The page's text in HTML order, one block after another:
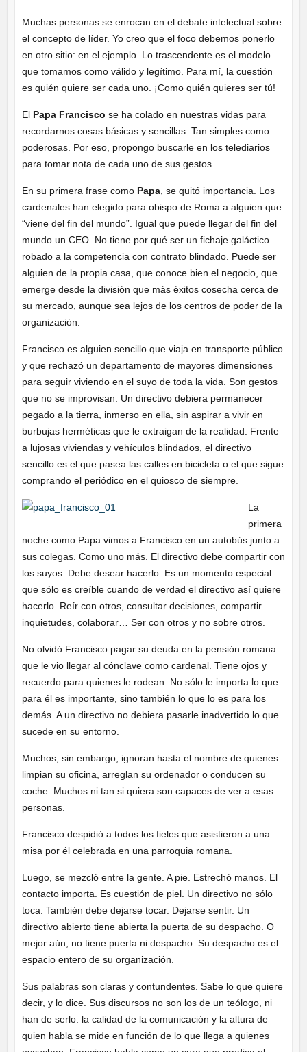
Muchas personas se enrocan en el debate intelectual sobre
el concepto de líder. Yo creo que el foco debemos ponerlo
en otro sitio: en el ejemplo. Lo trascendente es el modelo
que tomamos como válido y legítimo. Para mí, la cuestión
es quién quiere ser cada uno. ¡Como quién quieres ser tú!
El Papa Francisco se ha colado en nuestras vidas para
recordarnos cosas básicas y sencillas. Tan simples como
poderosas. Por eso, propongo buscarle en los telediarios
para tomar nota de cada uno de sus gestos.
En su primera frase como Papa, se quitó importancia. Los
cardenales han elegido para obispo de Roma a alguien que
“viene del fin del mundo”. Igual que puede llegar del fin del
mundo un CEO. No tiene por qué ser un fichaje galáctico
robado a la competencia con contrato blindado. Puede ser
alguien de la propia casa, que conoce bien el negocio, que
emerge desde la división que más éxitos cosecha cerca de
su mercado, aunque sea lejos de los centros de poder de la
organización.
Francisco es alguien sencillo que viaja en transporte público
y que rechazó un departamento de mayores dimensiones
para seguir viviendo en el suyo de toda la vida. Son gestos
que no se improvisan. Un directivo debiera permanecer
pegado a la tierra, inmerso en ella, sin aspirar a vivir en
burbujas herméticas que le extraigan de la realidad. Frente
a lujosas viviendas y vehículos blindados, el directivo
sencillo es el que pasea las calles en bicicleta o el que sigue
comprando el periódico en el quiosco de siempre.
La
primera
noche como Papa vimos a Francisco en un autobús junto a
sus colegas. Como uno más. El directivo debe compartir con
los suyos. Debe desear hacerlo. Es un momento especial
que sólo es creíble cuando de verdad el directivo así quiere
hacerlo. Reír con otros, consultar decisiones, compartir
inquietudes, colaborar… Ser con otros y no sobre otros.
No olvidó Francisco pagar su deuda en la pensión romana
que le vio llegar al cónclave como cardenal. Tiene ojos y
recuerdo para quienes le rodean. No sólo le importa lo que
para él es importante, sino también lo que lo es para los
demás. A un directivo no debiera pasarle inadvertido lo que
sucede en su entorno.
Muchos, sin embargo, ignoran hasta el nombre de quienes
limpian su oficina, arreglan su ordenador o conducen su
coche. Muchos ni tan si quiera son capaces de ver a esas
personas.
Francisco despidió a todos los fieles que asistieron a una
misa por él celebrada en una parroquia romana.
Luego, se mezcló entre la gente. A pie. Estrechó manos. El
contacto importa. Es cuestión de piel. Un directivo no sólo
toca. También debe dejarse tocar. Dejarse sentir. Un
directivo abierto tiene abierta la puerta de su despacho. O
mejor aún, no tiene puerta ni despacho. Su despacho es el
espacio entero de su organización.
Sus palabras son claras y contundentes. Sabe lo que quiere
decir, y lo dice. Sus discursos no son los de un teólogo, ni
han de serlo: la calidad de la comunicación y la altura de
quien habla se mide en función de lo que llega a quienes